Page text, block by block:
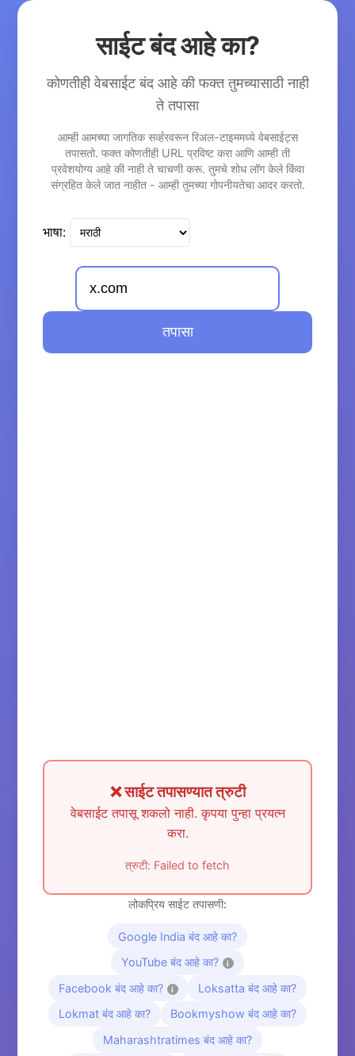
साईट बंद आहे का?
कोणतीही वेबसाईट बंद आहे की फक्त तुमच्यासाठी नाही
ते तपासा
आम्ही आमच्या जागतिक सर्व्हरवरून रिअल-टाइममध्ये वेबसाईट्स
तपासतो. फक्त कोणतीही URL प्रविष्ट करा आणि आम्ही ती
प्रवेशयोग्य आहे की नाही ते चाचणी करू. तुमचे शोध लॉग केले किंवा
संग्रहित केले जात नाहीत - आम्ही तुमच्या गोपनीयतेचा आदर करतो.
भाषा:
तपासा
❌ साईट तपासण्यात त्रुटी
वेबसाईट तपासू शकलो नाही. कृपया पुन्हा प्रयत्न
करा.
त्रुटी: Failed to fetch
लोकप्रिय साईट तपासणी:
Google India बंद आहे का?
YouTube बंद आहे का?
i
Facebook बंद आहे का? i
Loksatta बंद आहे का?
Lokmat बंद आहे का?
Bookmyshow बंद आहे का?
Maharashtratimes बंद आहे का?